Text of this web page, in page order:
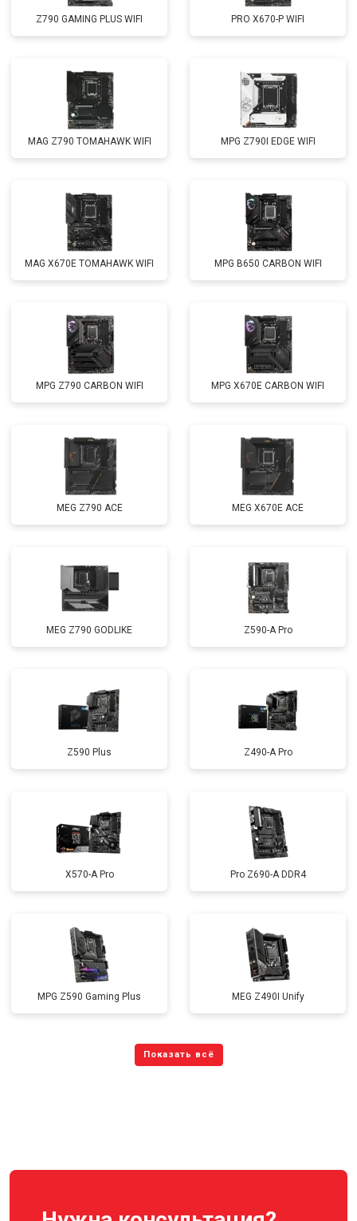
Z790 GAMING PLUS WIFI PRO X670-P WIFI
MAG Z790 TOMAHAWK WIFI MPG Z790I EDGE WIFI
MAG X670E TOMAHAWK WIFI MPG B650 CARBON WIFI
MPG Z790 CARBON WIFI MPG X670E CARBON WIFI
MEG Z790 ACE MEG X670E ACE
MEG Z790 GODLIKE Z590-A Pro
Z590 Plus Z490-A Pro
X570-A Pro Pro Z690-A DDR4
MPG Z590 Gaming Plus MEG Z490I Unify